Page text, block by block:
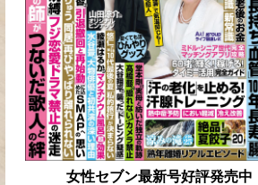
女性セブン最新号好評発売中